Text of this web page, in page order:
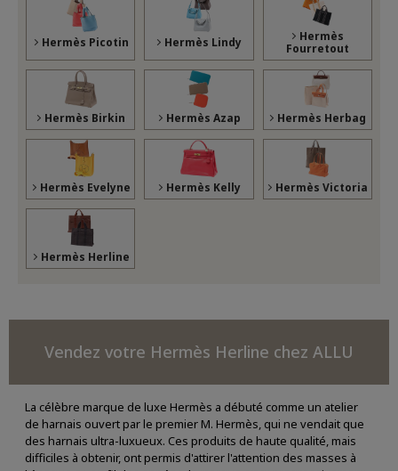
Hermès Picotin Hermès Lindy
Hermès
Fourretout
Hermès Birkin Hermès Azap Hermès Herbag
Hermès Evelyne Hermès Kelly Hermès Victoria
Hermès Herline
Vendez votre Hermès Herline chez ALLU
La célèbre marque de luxe Hermès a débuté comme un atelier
de harnais ouvert par le premier M. Hermès, qui ne vendait que
des harnais ultra-luxueux. Ces produits de haute qualité, mais
difficiles à obtenir, ont permis d'attirer l'attention des masses à